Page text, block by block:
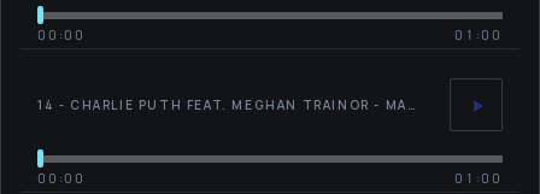
00:00 01:00
14 - CHARLIE PUTH FEAT. MEGHAN TRAINOR - MARVIN GAYE (HUMAN JIVE REMIX)
00:00 01:00